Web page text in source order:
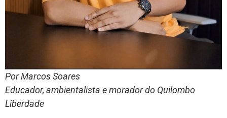
Por Marcos Soares
Educador, ambientalista e morador do Quilombo
Liberdade